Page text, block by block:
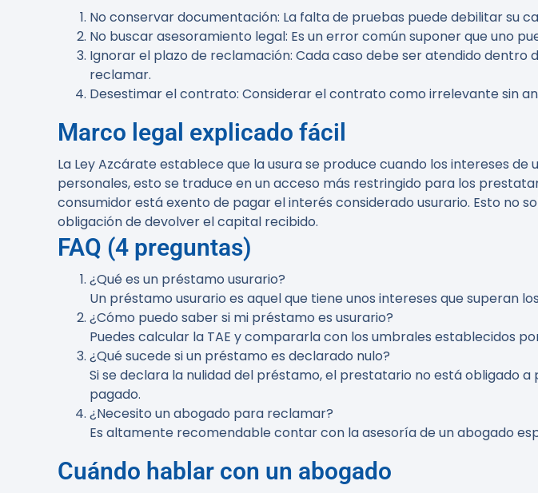
No conservar documentación: La falta de pruebas puede debilitar su
No buscar asesoramiento legal: Es un error común suponer que uno
Ignorar el plazo de reclamación: Cada caso debe ser atendido dentro
reclamar.
Desestimar el contrato: Considerar el contrato como irrelevante sin
Marco legal explicado fácil
La Ley Azcárate establece que la usura se produce cuando los intereses
personales, esto se traduce en un acceso más restringido para los
consumidor está exento de pagar el interés considerado usurario. Esto no
obligación de devolver el capital recibido.
FAQ (4 preguntas)
¿Qué es un préstamo usurario?
Un préstamo usurario es aquel que tiene unos intereses que superan
¿Cómo puedo saber si mi préstamo es usurario?
Puedes calcular la TAE y compararla con los umbrales establecidos
¿Qué sucede si un préstamo es declarado nulo?
Si se declara la nulidad del préstamo, el prestatario no está obligado
pagado.
¿Necesito un abogado para reclamar?
Es altamente recomendable contar con la asesoría de un abogado
Cuándo hablar con un abogado